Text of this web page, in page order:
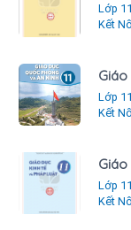
Lớp 11
Kết
Giáo
Lớp 11
Kết
Giáo
Lớp 11
Kết